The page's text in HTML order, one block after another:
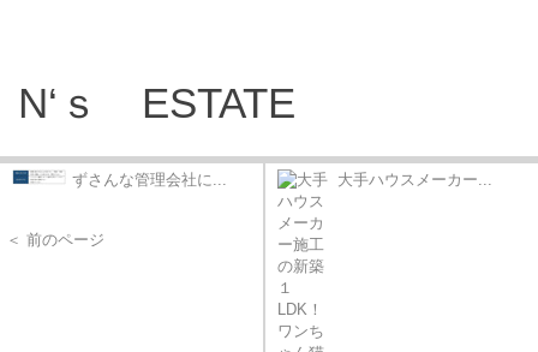
N‘ ｓ ESTATE
ずさんな管理会社に...
＜ 前のページ
大手ハウスメーカー...